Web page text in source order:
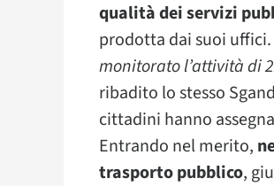
qualità dei servizi
prodotta dai suoi uffici.
monitorato l’attività di
ribadito lo stesso
cittadini hanno
Entrando nel merito,
trasporto pubblico,